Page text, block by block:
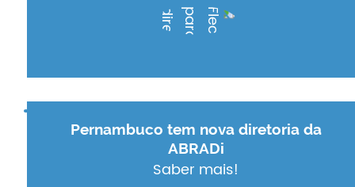
Pernambuco tem nova diretoria da
ABRADi
Saber mais!